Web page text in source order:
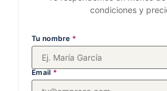
condiciones y
Tu nombre *
Email *